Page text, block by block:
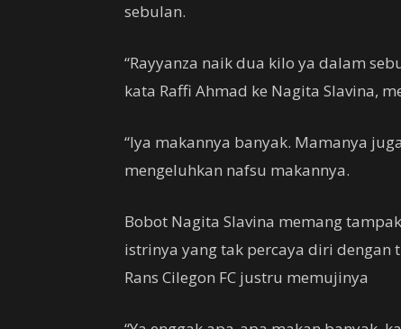
sebulan.
“Rayyanza naik dua kilo ya dalam
kata Raffi Ahmad ke Nagita Slavina,
“Iya makannya banyak. Mamanya
mengeluhkan nafsu makannya.
Bobot Nagita Slavina memang
istrinya yang tak percaya diri
Rans Cilegon FC justru memujinya